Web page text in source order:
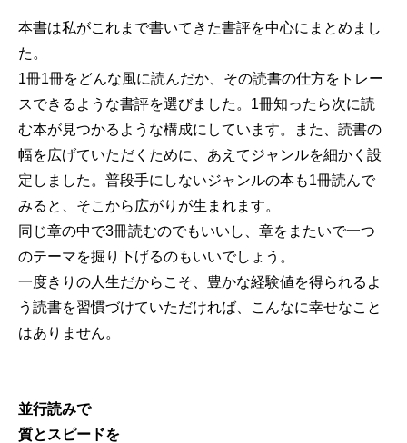
本書は私がこれまで書いてきた書評を中心にまとめまし
た。
1冊1冊をどんな風に読んだか、その読書の仕方をトレー
スできるような書評を選びました。1冊知ったら次に読
む本が見つかるような構成にしています。また、読書の
幅を広げていただくために、あえてジャンルを細かく設
定しました。普段手にしないジャンルの本も1冊読んで
みると、そこから広がりが生まれます。
同じ章の中で3冊読むのでもいいし、章をまたいで一つ
のテーマを掘り下げるのもいいでしょう。
一度きりの人生だからこそ、豊かな経験値を得られるよ
う読書を習慣づけていただければ、こんなに幸せなこと
はありません。
並行読みで
質とスピードを